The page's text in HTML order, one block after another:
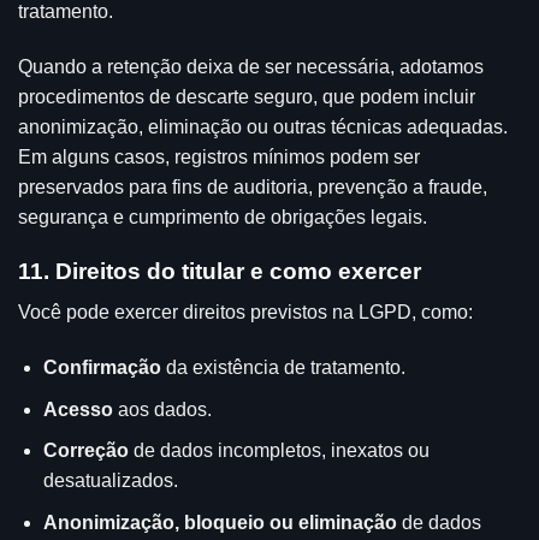
tratamento.
Quando a retenção deixa de ser necessária, adotamos
procedimentos de descarte seguro, que podem incluir
anonimização, eliminação ou outras técnicas adequadas.
Em alguns casos, registros mínimos podem ser
preservados para fins de auditoria, prevenção a fraude,
segurança e cumprimento de obrigações legais.
11. Direitos do titular e como exercer
Você pode exercer direitos previstos na LGPD, como:
Confirmaçãoda existência de tratamento.
Acessoaos dados.
Correçãode dados incompletos, inexatos ou
desatualizados.
Anonimização, bloqueio ou eliminaçãode dados